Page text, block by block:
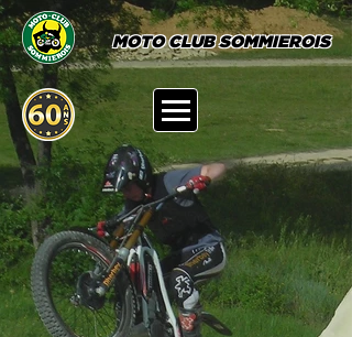
MOTO CLUB SOMMIEROIS